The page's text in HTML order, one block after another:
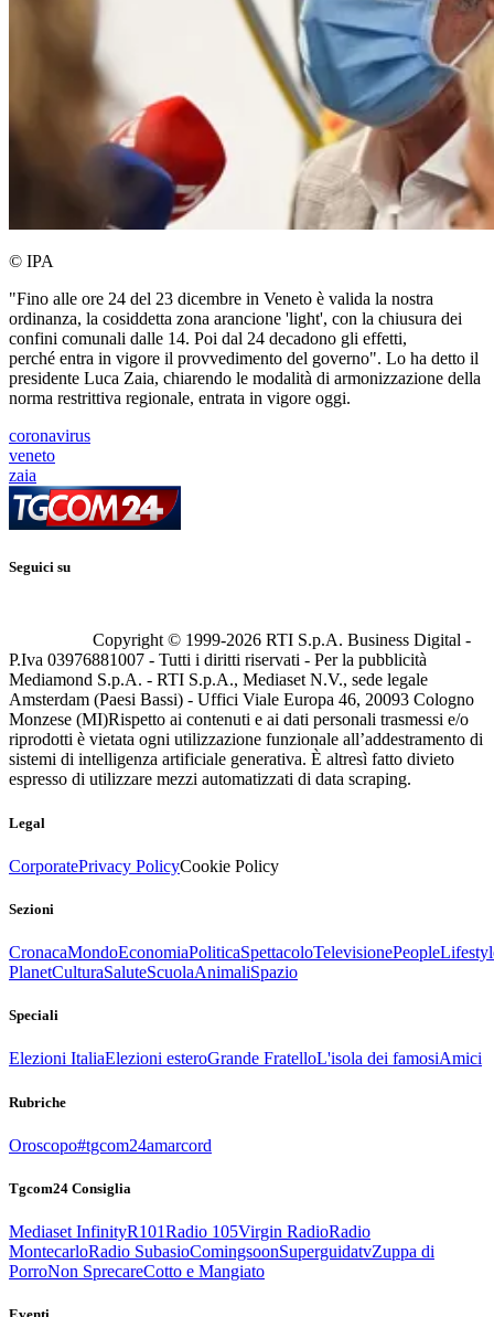
© IPA
"Fino alle ore 24 del 23 dicembre in Veneto è valida la nostra
ordinanza, la cosiddetta zona arancione 'light', con la chiusura dei
confini comunali dalle 14. Poi dal 24 decadono gli effetti,
perché entra in vigore il provvedimento del governo". Lo ha detto il
presidente Luca Zaia, chiarendo le modalità di armonizzazione della
norma restrittiva regionale, entrata in vigore oggi.
coronavirus
veneto
zaia
Seguici su
Copyright © 1999-2026 RTI S.p.A. Business Digital -
P.Iva 03976881007 - Tutti i diritti riservati - Per la pubblicità
Mediamond S.p.A. - RTI S.p.A., Mediaset N.V., sede legale
Amsterdam (Paesi Bassi) - Uffici Viale Europa 46, 20093 Cologno
Monzese (MI)Rispetto ai contenuti e ai dati personali trasmessi e/o
riprodotti è vietata ogni utilizzazione funzionale all’addestramento di
sistemi di intelligenza artificiale generativa. È altresì fatto divieto
espresso di utilizzare mezzi automatizzati di data scraping.
Legal
CorporatePrivacy PolicyCookie Policy
Sezioni
CronacaMondoEconomiaPoliticaSpettacoloTelevisionePeople
PlanetCulturaSaluteScuolaAnimaliSpazio
Speciali
Elezioni ItaliaElezioni esteroGrande FratelloL'isola dei famosiAmici
Rubriche
Oroscopo#tgcom24amarcord
Tgcom24 Consiglia
Mediaset InfinityR101Radio 105Virgin RadioRadio
MontecarloRadio SubasioComingsoonSuperguidatvZuppa di
PorroNon SprecareCotto e Mangiato